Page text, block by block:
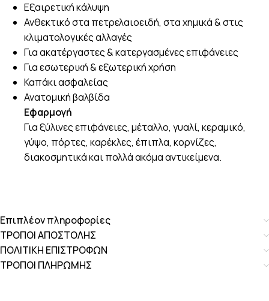
Εξαιρετική κάλυψη
Ανθεκτικό στα πετρελαιοειδή, στα χημικά & στις
κλιματολογικές αλλαγές
Για ακατέργαστες & κατεργασμένες επιφάνειες
Για εσωτερική & εξωτερική χρήση
Καπάκι ασφαλείας
Ανατομική βαλβίδα
Εφαρμογή
Για ξύλινες επιφάνειες, μέταλλο, γυαλί, κεραμικό,
γύψο, πόρτες, καρέκλες, έπιπλα, κορνίζες,
διακοσμητικά και πολλά ακόμα αντικείμενα.
Επιπλέον πληροφορίες
ΤΡΟΠΟΙ ΑΠΟΣΤΟΛΗΣ
ΠΟΛΙΤΙΚΗ ΕΠΙΣΤΡΟΦΩΝ
ΤΡΟΠΟΙ ΠΛΗΡΩΜΗΣ